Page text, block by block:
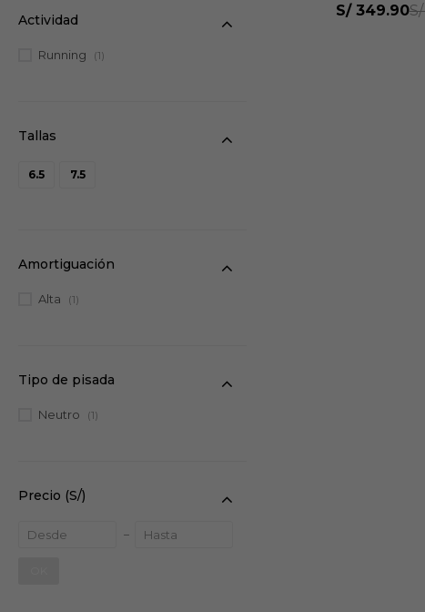
S/ 349.90S/
6.5 7.5
Precio (S/)
Actividad
Running (1)
Tipo de pisada
Neutro (1)
Amortiguación
Alta (1)